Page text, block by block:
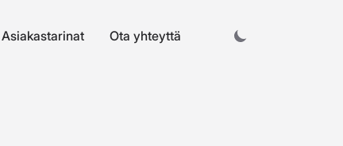
Asiakastarinat Ota yhteyttä